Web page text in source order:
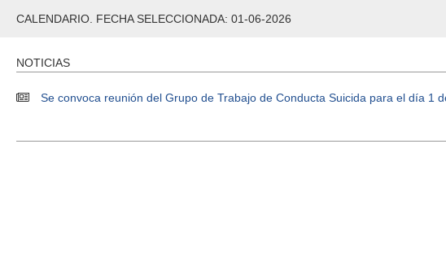
CALENDARIO. FECHA SELECCIONADA: 01-06-2026
NOTICIAS
Se convoca reunión del Grupo de Trabajo de Conducta Suicida para el día 1